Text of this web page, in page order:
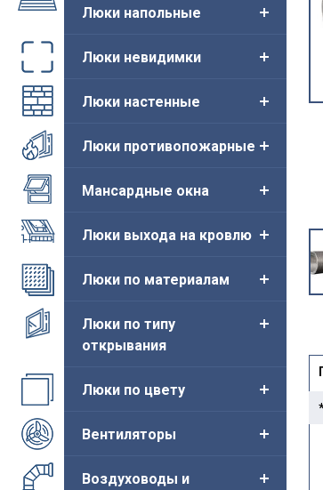
Люки напольные
Люки невидимки
Люки настенные
Люки противопожарные
Мансардные окна
Люки выхода на кровлю
Люки по материалам
Люки по типу
открывания
Люки по цвету
Вентиляторы
Воздуховоды и